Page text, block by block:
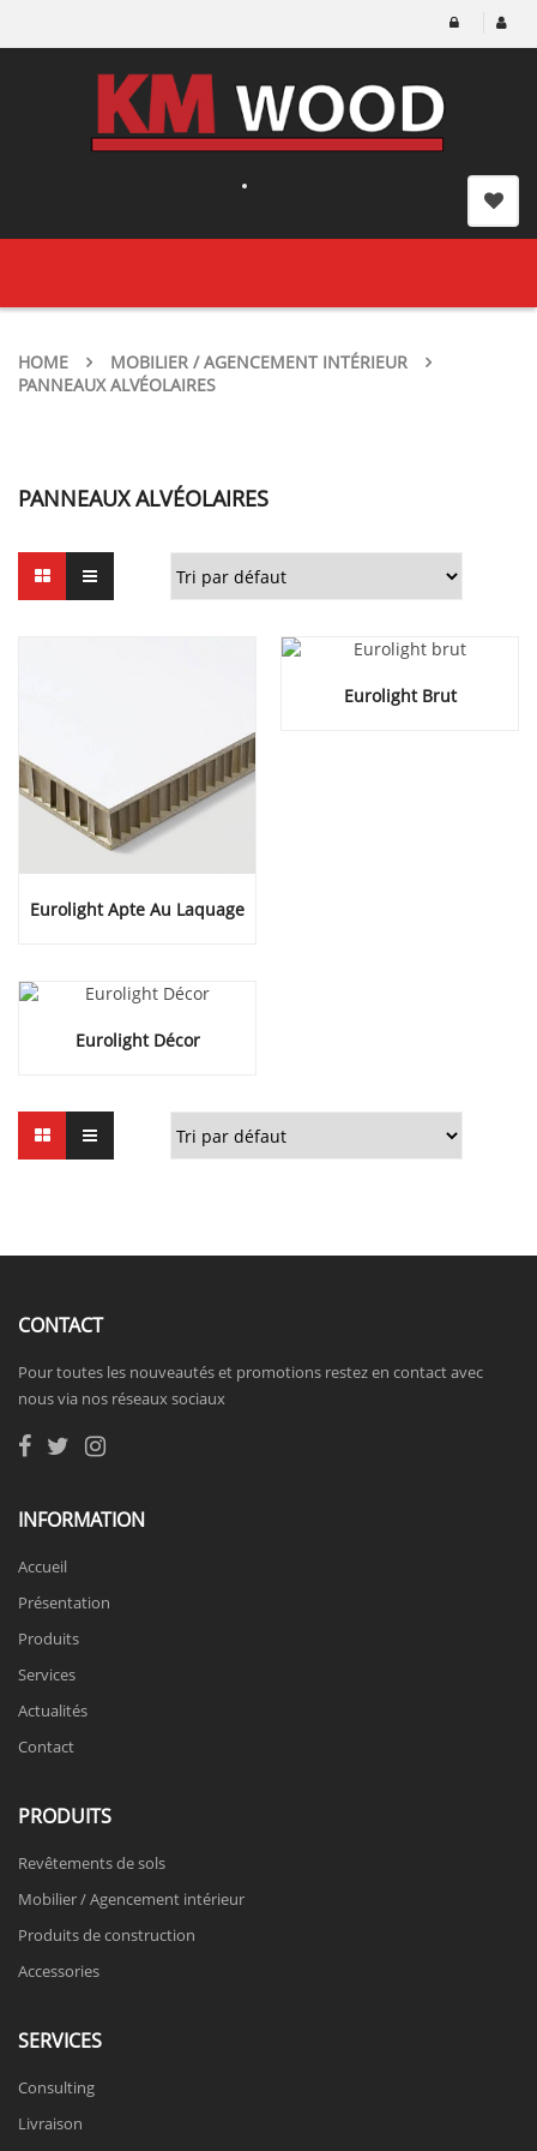
HOME
MOBILIER / AGENCEMENT INTÉRIEUR
PANNEAUX ALVÉOLAIRES
PANNEAUX ALVÉOLAIRES
Eurolight Apte Au Laquage
Eurolight Brut
Eurolight Décor
CONTACT
Pour toutes les nouveautés et promotions restez en contact avec
nous via nos réseaux sociaux
INFORMATION
Accueil
Présentation
Produits
Services
Actualités
Contact
PRODUITS
Revêtements de sols
Mobilier / Agencement intérieur
Produits de construction
Accessories
SERVICES
Consulting
Livraison